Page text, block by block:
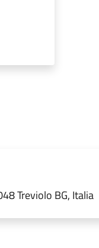
Treviolo BG, Italia